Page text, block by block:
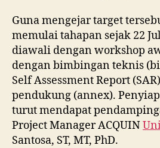
Guna mengejar target
memulai tahapan sejak 22
diawali dengan workshop
dengan bimbingan teknis
Self Assessment Report
pendukung (annex).
turut mendapat
Project Manager ACQUIN
Santosa, ST, MT, PhD.